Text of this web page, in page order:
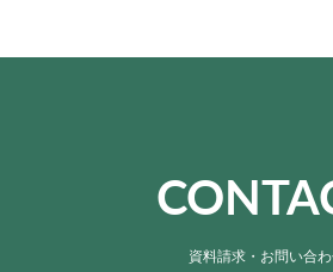
資料請求・お問い合